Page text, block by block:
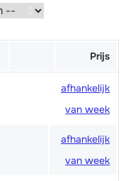
Prijs
afhankelijk
van week
afhankelijk
van week